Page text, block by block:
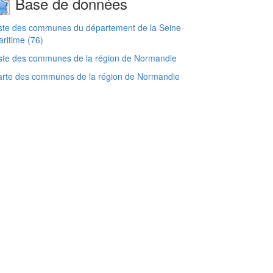
des communes du département de la Seine-
(76)
des communes de la région de Normandie
des communes de la région de Normandie